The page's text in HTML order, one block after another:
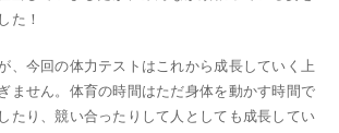
た！
、今回の体力テストはこれから成長していく上
ません。体育の時間はただ身体を動かす時間で
たり、競い合ったりして人としても成長してい